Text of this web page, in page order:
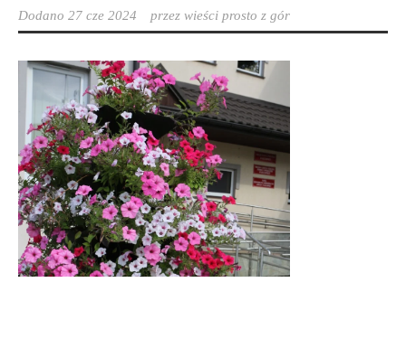
Dodano 27 cze 2024 przez wieści prosto z gór